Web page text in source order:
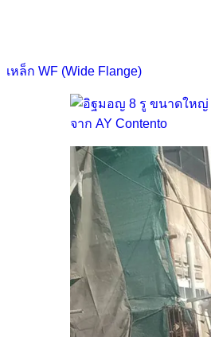
เหล็ก WF (Wide Flange)